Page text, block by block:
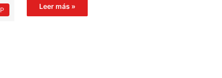
Leer más »